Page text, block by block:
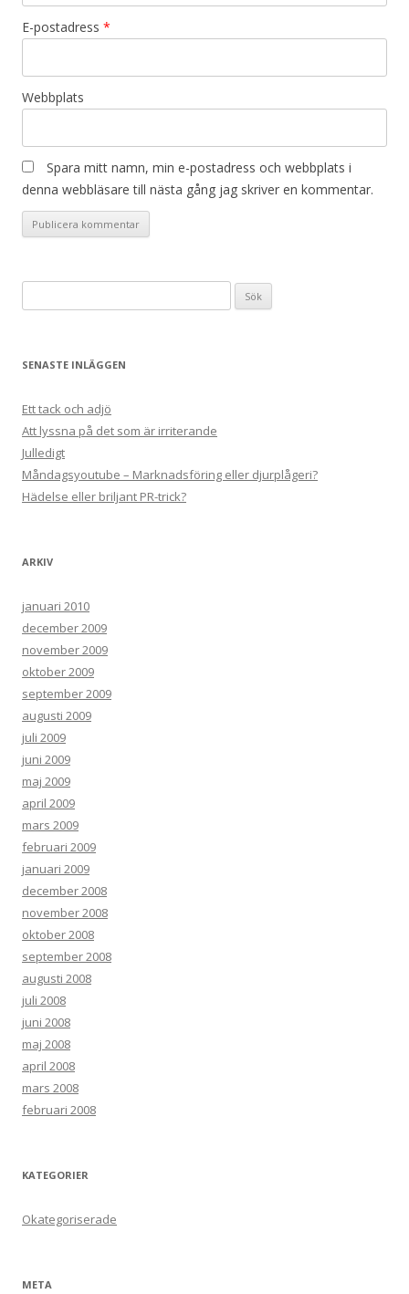
E-postadress *
Webbplats
Spara mitt namn, min e-postadress och webbplats i
denna webbläsare till nästa gång jag skriver en kommentar.
efter:
SENASTE INLÄGGEN
Ett tack och adjö
Att lyssna på det som är irriterande
Julledigt
Måndagsyoutube – Marknadsföring eller djurplågeri?
Hädelse eller briljant PR-trick?
ARKIV
januari 2010
december 2009
november 2009
oktober 2009
september 2009
augusti 2009
juli 2009
juni 2009
maj 2009
april 2009
mars 2009
februari 2009
januari 2009
december 2008
november 2008
oktober 2008
september 2008
augusti 2008
juli 2008
juni 2008
maj 2008
april 2008
mars 2008
februari 2008
KATEGORIER
Okategoriserade
META